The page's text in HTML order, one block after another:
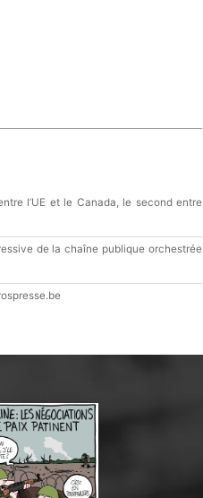
l’UE et le Canada, le second entre
de la chaîne publique orchestrée